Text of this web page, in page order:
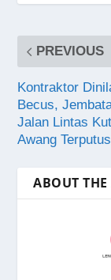
PREVIOUS
Kontraktor
Becus,
Jalan Lintas
Awang Terputus
ABOUT